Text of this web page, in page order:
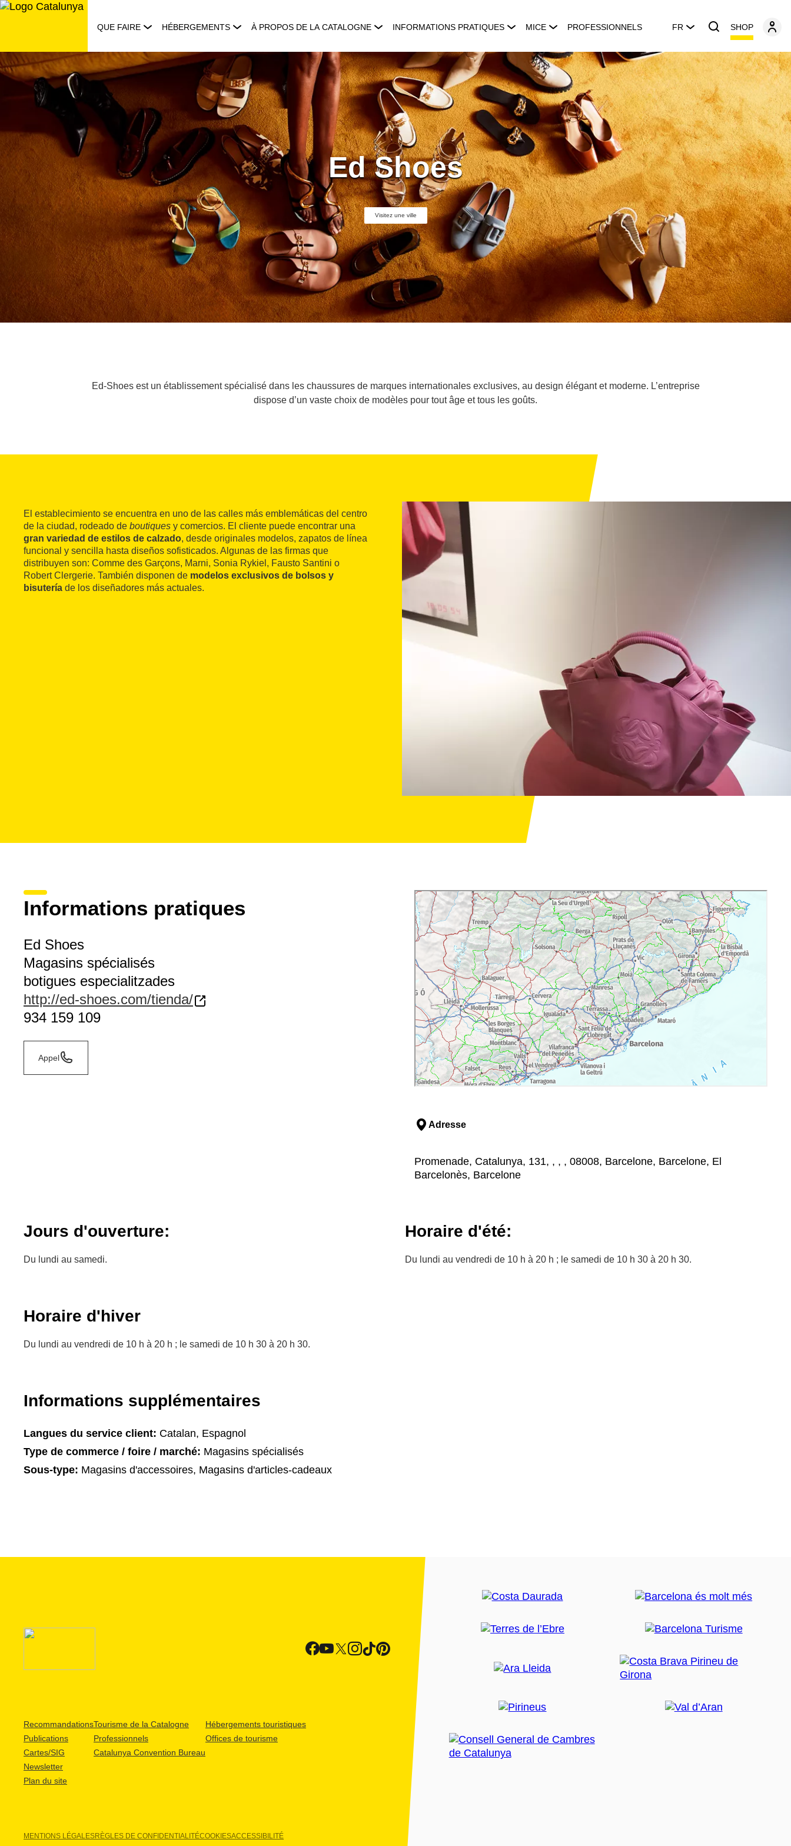
Aller
QUE FAIRE HÉBERGEMENTS À PROPOS DE LA CATALOGNE INFORMATIONS PRATIQUES MICE PROFESSIONNELS FR SHOP
Ed Shoes
Visitez une ville
Ed-Shoes est un établissement spécialisé dans les chaussures de marques internationales exclusives, au design élégant et moderne. L’entreprise
dispose d’un vaste choix de modèles pour tout âge et tous les goûts.
El establecimiento se encuentra en uno de las calles más emblemáticas del centro
de la ciudad, rodeado de boutiques y comercios. El cliente puede encontrar una
gran variedad de estilos de calzado, desde originales modelos, zapatos de línea
funcional y sencilla hasta diseños sofisticados. Algunas de las firmas que
distribuyen son: Comme des Garçons, Marni, Sonia Rykiel, Fausto Santini o
Robert Clergerie. También disponen de modelos exclusivos de bolsos y
bisutería de los diseñadores más actuales.
Informations pratiques
Ed Shoes
Magasins spécialisés
botigues especialitzades
http://ed-shoes.com/tienda/
934 159 109
Appel
Adresse
Promenade, Catalunya, 131, , , , 08008, Barcelone, Barcelone, El
Barcelonès, Barcelone
Jours d'ouverture:
Du lundi au samedi.
Horaire d'été:
Du lundi au vendredi de 10 h à 20 h ; le samedi de 10 h 30 à 20 h 30.
Horaire d'hiver
Du lundi au vendredi de 10 h à 20 h ; le samedi de 10 h 30 à 20 h 30.
Informations supplémentaires
Langues du service client: Catalan, Espagnol
Type de commerce / foire / marché: Magasins spécialisés
Sous-type: Magasins d'accessoires, Magasins d'articles-cadeaux
Recommandations
Publications
Cartes/SIG
Newsletter
Plan du site
Tourisme de la Catalogne
Professionnels
Catalunya Convention Bureau
Hébergements touristiques
Offices de tourisme
MENTIONS LÉGALESRÈGLES DE CONFIDENTIALITÉCOOKIESACCESSIBILITÉ